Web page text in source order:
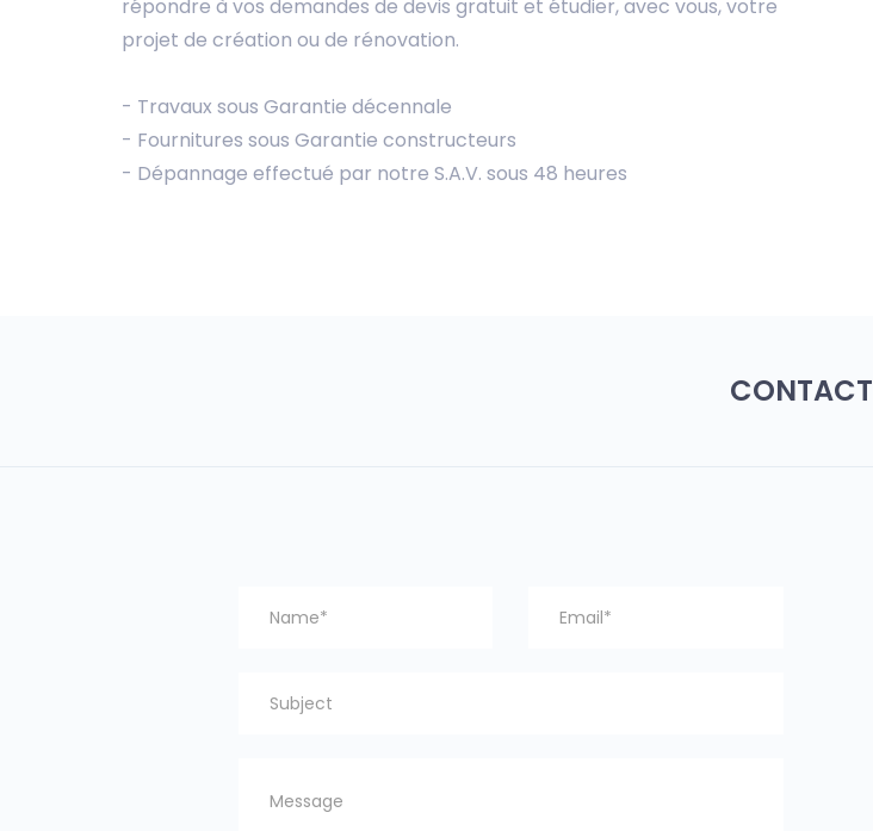
répondre à vos demandes de devis gratuit et étudier, avec vous, votre
projet de création ou de rénovation.
- Travaux sous Garantie décennale
- Fournitures sous Garantie constructeurs
- Dépannage effectué par notre S.A.V. sous 48 heures
CONTACT